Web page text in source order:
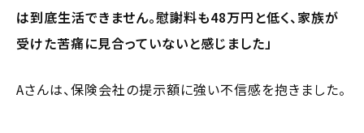
は到底生活できません。慰謝料も48万円と低く、家族が
受けた苦痛に見合っていないと感じました」
Aさんは、保険会社の提示額に強い不信感を抱きました。